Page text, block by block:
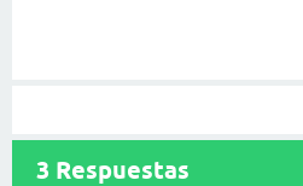
3 Respuestas